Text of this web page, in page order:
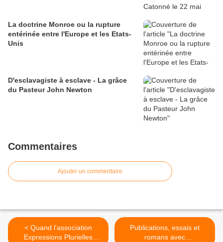
La doctrine Monroe ou la rupture
entérinée entre l'Europe et les Etats-
Unis
D'esclavagiste à esclave - La grâce
du Pasteur John Newton
Commentaires
Ajouter un commentaire
< Quand l'association
Expressions Plurielles
Publications, essais et
romans avec